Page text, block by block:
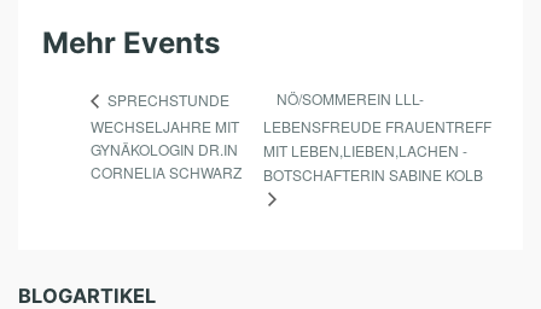
Mehr Events
SPRECHSTUNDE
WECHSELJAHRE MIT
GYNÄKOLOGIN DR.IN
CORNELIA SCHWARZ
NÖ/SOMMEREIN LLL-
LEBENSFREUDE FRAUENTREFF
MIT LEBEN,LIEBEN,LACHEN -
BOTSCHAFTERIN SABINE KOLB
BLOGARTIKEL